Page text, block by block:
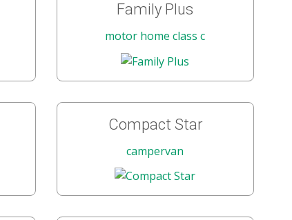
Family Plus
motor home class c
Compact Star
campervan